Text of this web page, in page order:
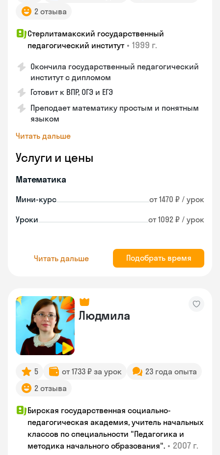
2 отзыва
Стерлитамакский государственный
педагогический институт • 1999 г.
Окончила государственный педагогический
институт с дипломом
Готовит к BПP, ОГЭ и ЕГЭ
Преподает математику простым и понятным
языком
Читать дальше
Услуги и цены
Математика
Мини-курс от 1470 ₽ / урок
Уроки от 1092 ₽ / урок
Читать дальше Подобрать время
Людмила
5 от 1733 ₽ за урок
23 года опыта
2 отзыва
Бирская государственная социально-
педагогическая академия, учитель начальных
классов по специальности "Педагогика и
методика начального образования". • 2007 г.